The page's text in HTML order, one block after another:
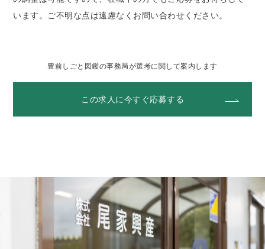
います。ご不明な点は遠慮なくお問い合わせください。
豊前しごと図鑑の事務局が選考に関して案内します
この求人に今すぐ応募する